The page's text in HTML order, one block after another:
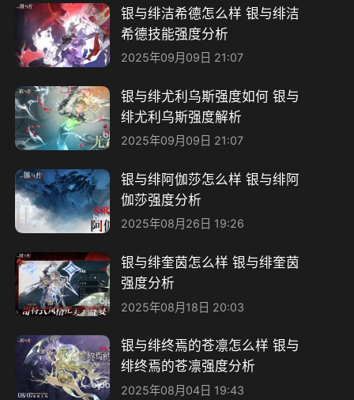
银与绯洁希德怎么样 银与绯洁
希德技能强度分析
2025年09月09日 21:07
银与绯尤利乌斯强度如何 银与
绯尤利乌斯强度解析
2025年09月09日 21:07
银与绯阿伽莎怎么样 银与绯阿
伽莎强度分析
2025年08月26日 19:26
银与绯奎茵怎么样 银与绯奎茵
强度分析
2025年08月18日 20:03
银与绯终焉的苍凛怎么样 银与
绯终焉的苍凛强度分析
2025年08月04日 19:43